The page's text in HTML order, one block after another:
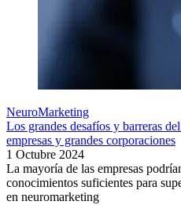
NeuroMarketing
Los grandes desafíos y barreras
empresas y grandes corporaciones
1 Octubre 2024
La mayoría de las empresas
conocimientos suficientes para
en neuromarketing